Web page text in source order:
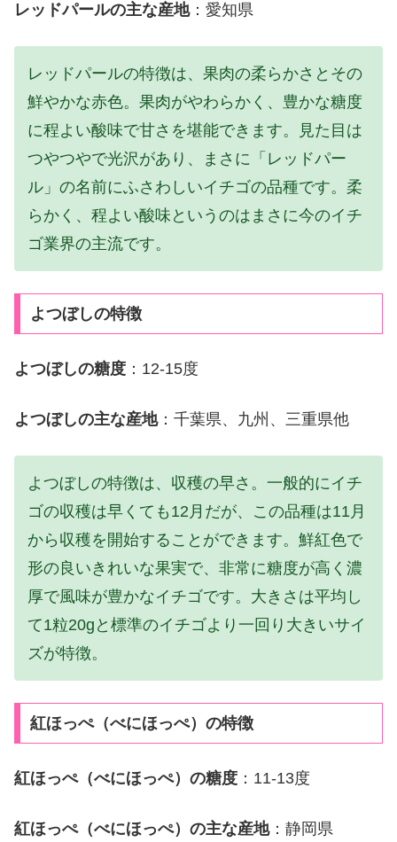
レッドパールの主な産地：愛知県
レッドパールの特徴は、果肉の柔らかさとその
鮮やかな赤色。果肉がやわらかく、豊かな糖度
に程よい酸味で甘さを堪能できます。見た目は
つやつやで光沢があり、まさに「レッドパー
ル」の名前にふさわしいイチゴの品種です。柔
らかく、程よい酸味というのはまさに今のイチ
ゴ業界の主流です。
よつぼしの特徴
よつぼしの糖度 ：12-15度
よつぼしの主な産地：千葉県、九州、三重県他
よつぼしの特徴は、収穫の早さ。一般的にイチ
ゴの収穫は早くても12月だが、この品種は11月
から収穫を開始することができます。鮮紅色で
形の良いきれいな果実で、非常に糖度が高く濃
厚で風味が豊かなイチゴです。大きさは平均し
て1粒20gと標準のイチゴより一回り大きいサイ
ズが特徴。
紅ほっぺ（べにほっぺ）の特徴
紅ほっぺ（べにほっぺ）の糖度 ：11-13度
紅ほっぺ（べにほっぺ）の主な産地：静岡県